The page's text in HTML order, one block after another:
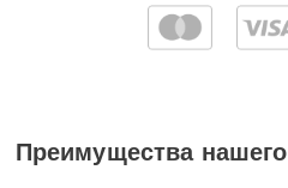
Преимущества